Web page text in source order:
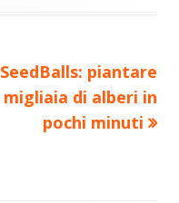
Nuovo
articolo:
SeedBalls: piantare
migliaia di alberi in
pochi minuti